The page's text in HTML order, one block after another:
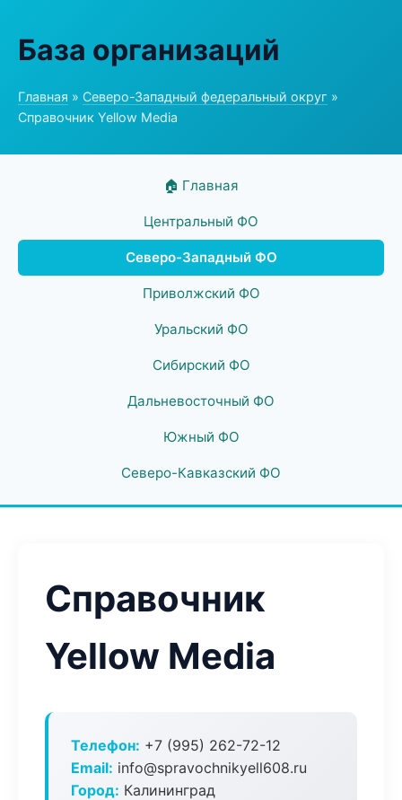
База организаций
Главная » Северо-Западный федеральный округ »
Справочник Yellow Media
🏠 Главная
Центральный ФО
Северо-Западный ФО
Приволжский ФО
Уральский ФО
Сибирский ФО
Дальневосточный ФО
Южный ФО
Северо-Кавказский ФО
Справочник
Yellow Media
Телефон: +7 (995) 262-72-12
Email: info@spravochnikyell608.ru
Город: Калининград